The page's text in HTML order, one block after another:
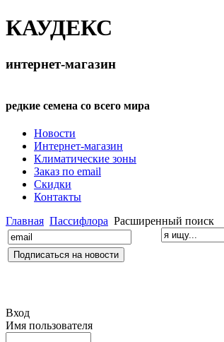
КАУДЕКС
интернет-магазин
редкие семена со всего мира
Новости
Интернет-магазин
Климатические зоны
Заказ по email
Скидки
Контакты
Главная Пассифлора Расширенный поиск
Вход
Имя пользователя